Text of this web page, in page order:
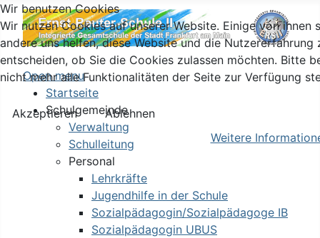
Open menu
Startseite
Schulgemeinde
Verwaltung
Schulleitung
Personal
Lehrkräfte
Jugendhilfe in der Schule
Sozialpädagogin/Sozialpädagoge IB
Sozialpädagogin UBUS
Wir benutzen Cookies
Wir nutzen Cookies auf unserer Website. Einige von
andere uns helfen, diese Website und die
entscheiden, ob Sie die Cookies zulassen möchten. Bitte
nicht mehr alle Funktionalitäten der Seite zur Verfügung
Akzeptieren
Ablehnen
Weitere